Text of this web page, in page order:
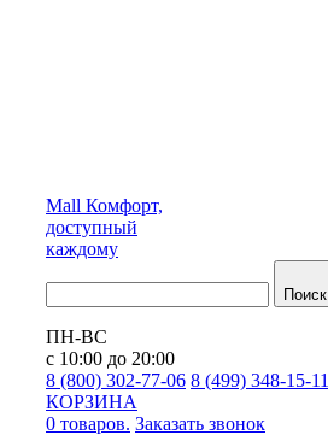
Mall Комфорт,
доступный
каждому
Поиск
ПН-ВС
с 10:00 до 20:00
8 (800) 302-77-06 8 (499) 348-15-11
КОРЗИНА
0 товаров. Заказать звонок